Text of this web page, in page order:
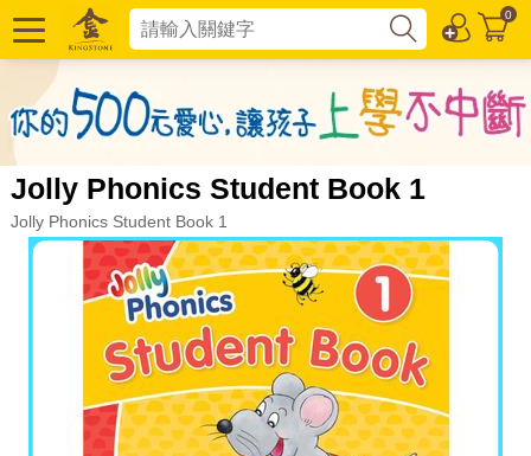
0
Jolly Phonics Student Book 1
Jolly Phonics Student Book 1